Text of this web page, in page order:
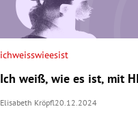
ichweisswieesist
Ich weiß, wie es ist, mit
Elisabeth Kröpfl20.12.2024